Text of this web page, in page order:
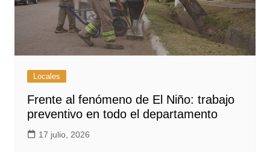
Locales
Frente al fenómeno de El Niño: trabajo
preventivo en todo el departamento
17 julio, 2026